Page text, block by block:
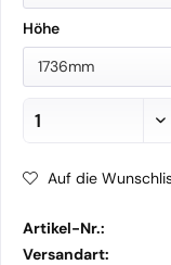
Höhe
1736mm
Auf die
Artikel-Nr.:
Versandart: